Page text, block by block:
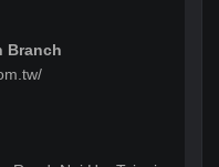
Branch